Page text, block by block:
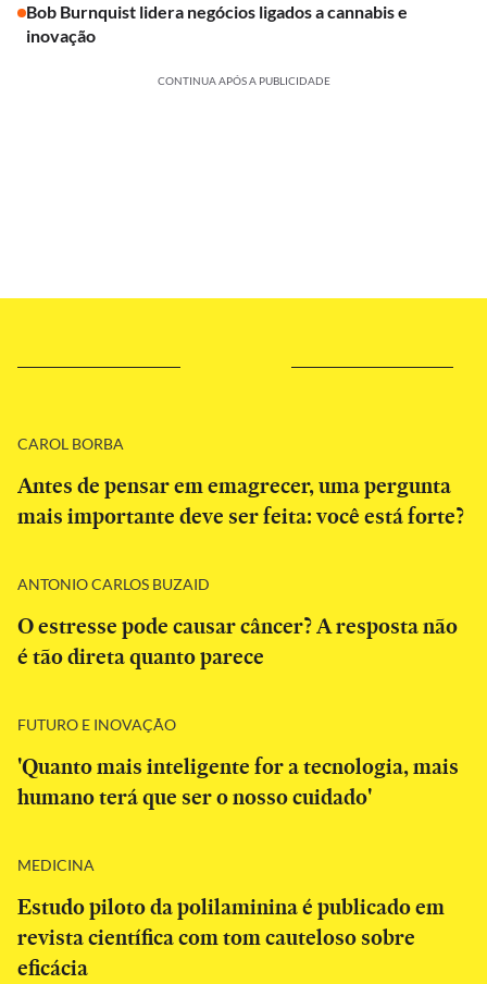
Bob Burnquist lidera negócios ligados a cannabis e
inovação
CONTINUA APÓS A PUBLICIDADE
CAROL BORBA
Antes de pensar em emagrecer, uma pergunta
mais importante deve ser feita: você está forte?
ANTONIO CARLOS BUZAID
O estresse pode causar câncer? A resposta não
é tão direta quanto parece
FUTURO E INOVAÇÃO
'Quanto mais inteligente for a tecnologia, mais
humano terá que ser o nosso cuidado'
MEDICINA
Estudo piloto da polilaminina é publicado em
revista científica com tom cauteloso sobre
eficácia